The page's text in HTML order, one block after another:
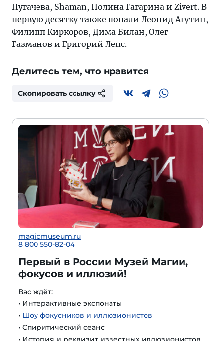
Пугачева, Shaman, Полина Гагарина и Zivert. В
первую десятку также попали Леонид Агутин,
Филипп Киркоров, Дима Билан, Олег
Газманов и Григорий Лепс.
Делитесь тем, что нравится
Скопировать ссылку
magicmuseum.ru
8 800 550-82-04
Первый в России Музей Магии,
фокусов и иллюзий!
Вас ждёт:
• Интерактивные экспонаты
• Шоу фокусников и иллюзионистов
• Спиритический сеанс
• История и реквизит известных иллюзионистов